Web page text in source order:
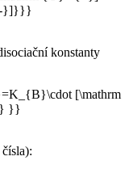
konstanty